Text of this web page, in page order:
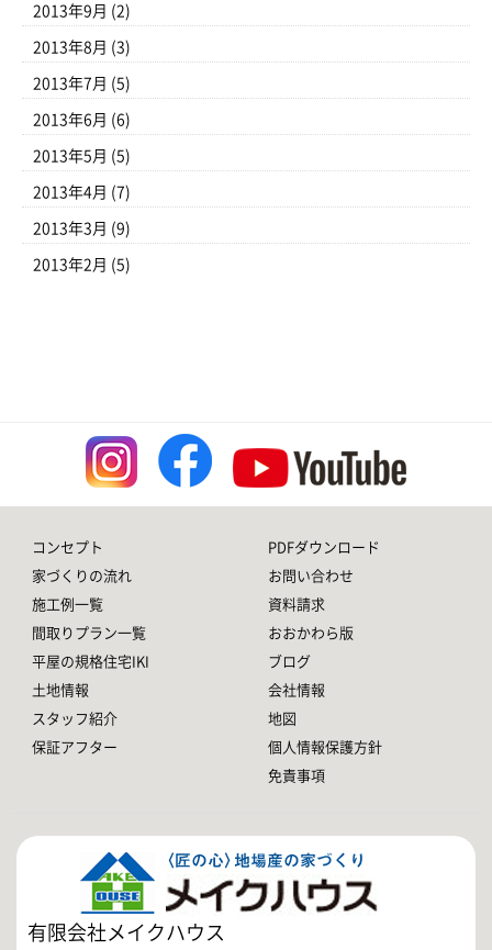
2013年9月 (2)
2013年8月 (3)
2013年7月 (5)
2013年6月 (6)
2013年5月 (5)
2013年4月 (7)
2013年3月 (9)
2013年2月 (5)
コンセプト
家づくりの流れ
施工例一覧
間取りプラン一覧
平屋の規格住宅IKI
土地情報
スタッフ紹介
保証アフター
PDFダウンロード
お問い合わせ
資料請求
おおかわら版
ブログ
会社情報
地図
個人情報保護方針
免責事項
有限会社メイクハウス